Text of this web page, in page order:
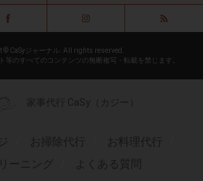
© CaSyジャーナル. All rights reserved.
等のすべてのコンテンツの無断複写・転載を禁じます。
家事代行 CaSy（カジー）
お掃除代行
お料理代行
ーニング
よくある質問